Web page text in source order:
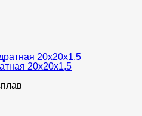
20х20х1,5